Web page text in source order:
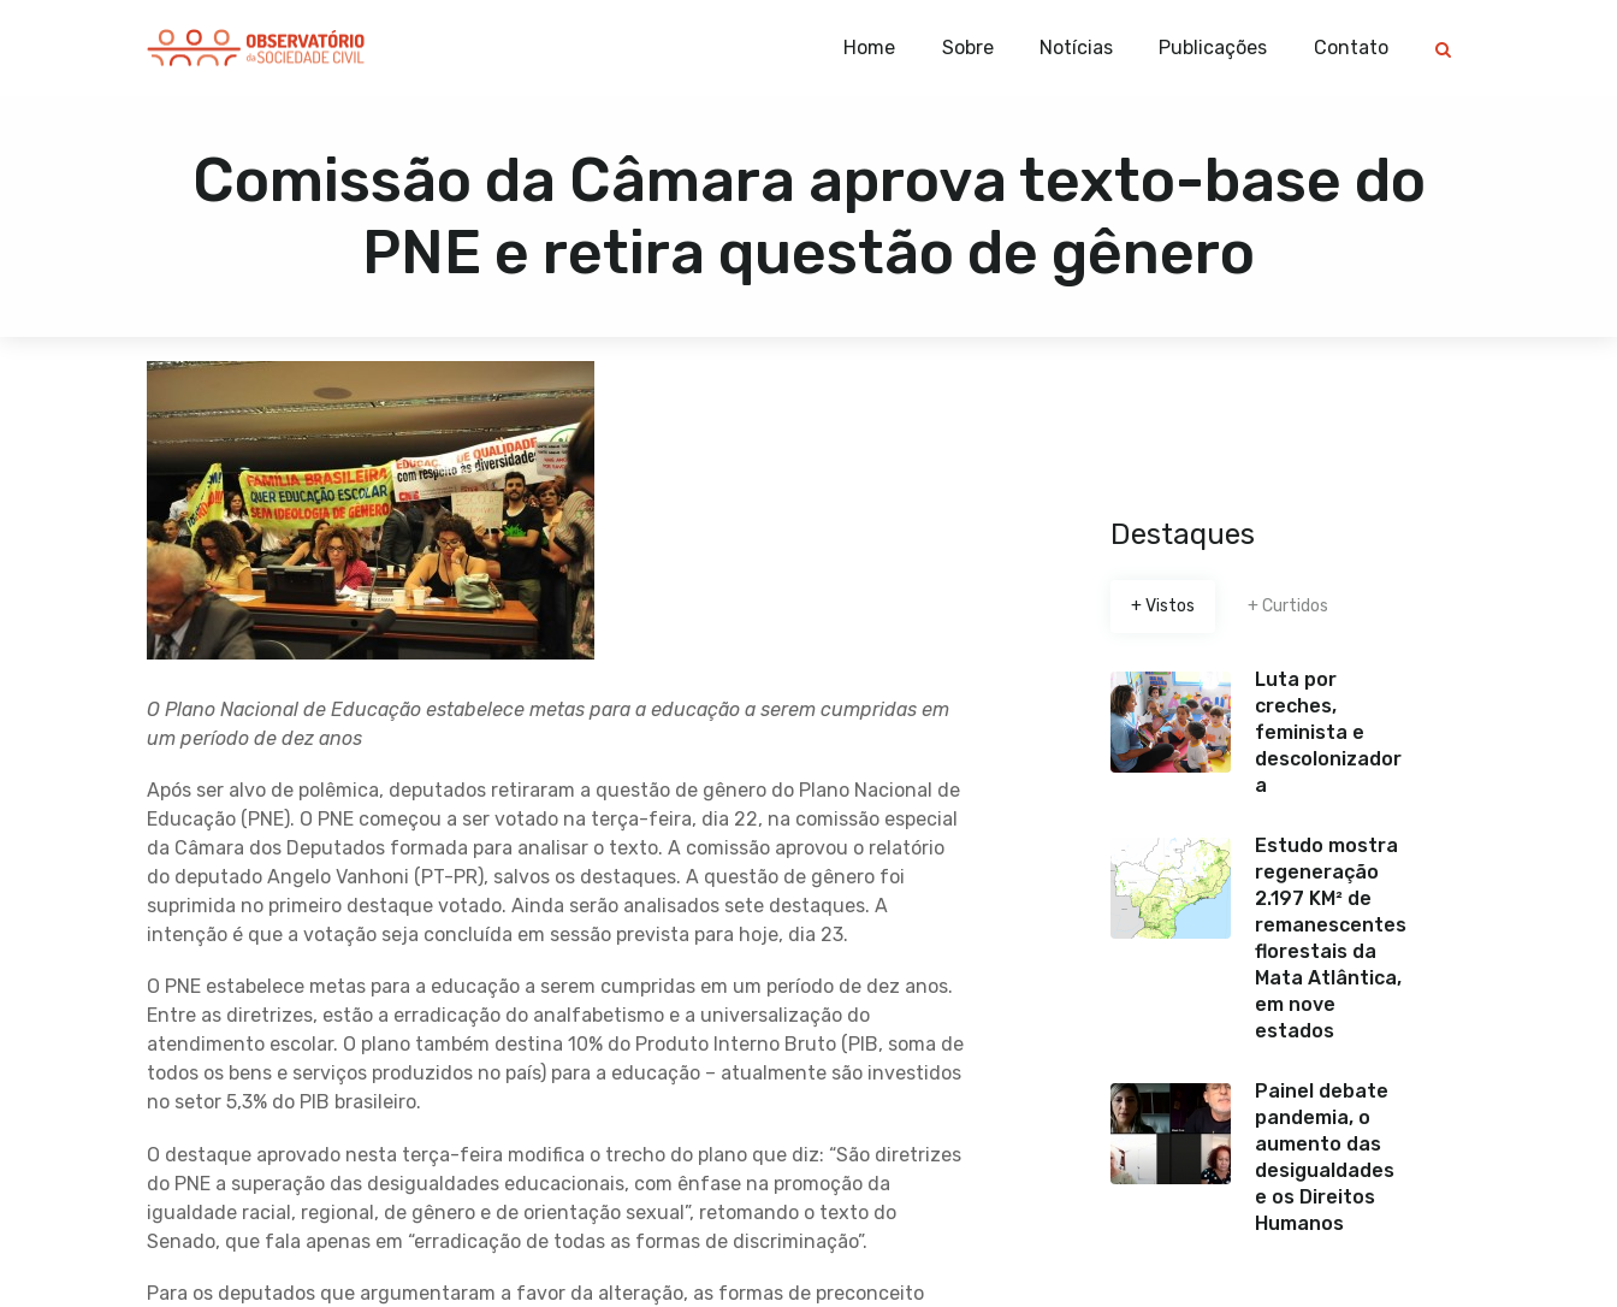
Home Sobre Notícias Publicações Contato
Comissão da Câmara aprova texto-base do
PNE e retira questão de gênero
Notícias
Publicações
O Plano Nacional de Educação estabelece metas para a educação a serem cumpridas em
um período de dez anos
Após ser alvo de polêmica, deputados retiraram a questão de gênero do Plano Nacional de
Educação (PNE). O PNE começou a ser votado na terça-feira, dia 22, na comissão especial
da Câmara dos Deputados formada para analisar o texto. A comissão aprovou o relatório
do deputado Angelo Vanhoni (PT-PR), salvos os destaques. A questão de gênero foi
suprimida no primeiro destaque votado. Ainda serão analisados sete destaques. A
intenção é que a votação seja concluída em sessão prevista para hoje, dia 23.
O PNE estabelece metas para a educação a serem cumpridas em um período de dez anos.
Entre as diretrizes, estão a erradicação do analfabetismo e a universalização do
atendimento escolar. O plano também destina 10% do Produto Interno Bruto (PIB, soma de
todos os bens e serviços produzidos no país) para a educação – atualmente são investidos
no setor 5,3% do PIB brasileiro.
O destaque aprovado nesta terça-feira modifica o trecho do plano que diz: “São diretrizes
do PNE a superação das desigualdades educacionais, com ênfase na promoção da
igualdade racial, regional, de gênero e de orientação sexual”, retomando o texto do
Senado, que fala apenas em “erradicação de todas as formas de discriminação”.
Para os deputados que argumentaram a favor da alteração, as formas de preconceito
Destaques
+ Vistos + Curtidos
Luta por
creches,
feminista e
descolonizador
a
Estudo mostra
regeneração
2.197 KM² de
remanescentes
florestais da
Mata Atlântica,
em nove
estados
Painel debate
pandemia, o
aumento das
desigualdades
e os Direitos
Humanos